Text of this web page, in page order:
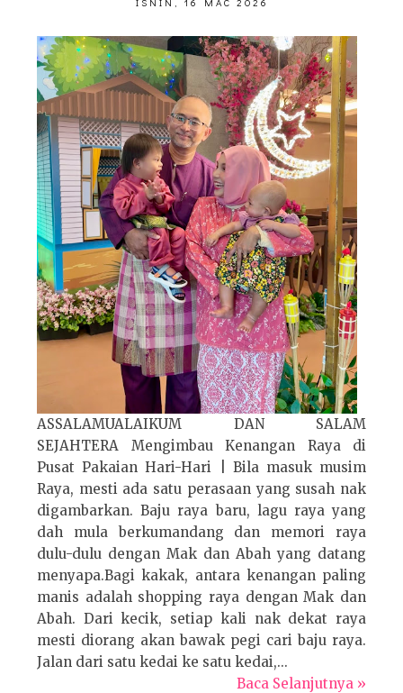
ASSALAMUALAIKUM DAN SALAM
SEJAHTERA Mengimbau Kenangan Raya di
Pusat Pakaian Hari-Hari | Bila masuk musim
Raya, mesti ada satu perasaan yang susah nak
digambarkan. Baju raya baru, lagu raya yang
dah mula berkumandang dan memori raya
dulu-dulu dengan Mak dan Abah yang datang
menyapa.Bagi kakak, antara kenangan paling
manis adalah shopping raya dengan Mak dan
Abah. Dari kecik, setiap kali nak dekat raya
mesti diorang akan bawak pegi cari baju raya.
Jalan dari satu kedai ke satu kedai,...
Baca Selanjutnya »